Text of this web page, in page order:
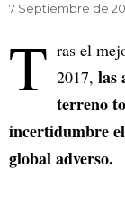
7 Septiembre de
T ras el
2017, las
terreno
incertidumbre
global adverso.